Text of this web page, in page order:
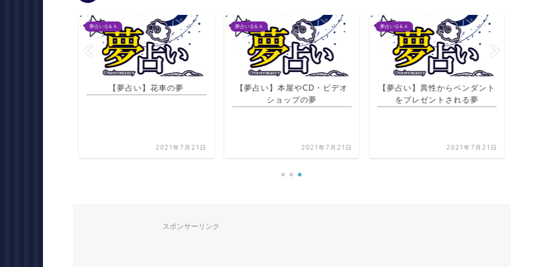
夢占いＱ＆Ａ
【夢占い】花車の夢
2021年7月21日
夢占いＱ＆Ａ
【夢占い】本屋やCD・ビデオ
ショップの夢
2021年7月21日
夢占いＱ＆Ａ
【夢占い】異性からペンダント
をプレゼントされる夢
2021年7月21日
スポンサーリンク